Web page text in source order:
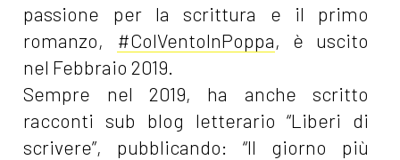
passione per la scrittura e il primo
romanzo, #ColVentoInPoppa, è uscito
nel Febbraio 2019.
Sempre nel 2019, ha anche scritto
racconti sub blog letterario “Liberi di
scrivere”, pubblicando: “Il giorno più